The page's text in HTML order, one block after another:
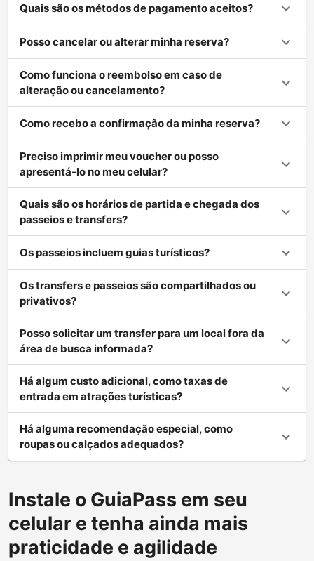
Quais são os métodos de pagamento aceitos?
Posso cancelar ou alterar minha reserva?
Como funciona o reembolso em caso de
alteração ou cancelamento?
Como recebo a confirmação da minha reserva?
Preciso imprimir meu voucher ou posso
apresentá-lo no meu celular?
Quais são os horários de partida e chegada dos
passeios e transfers?
Os passeios incluem guias turísticos?
Os transfers e passeios são compartilhados ou
privativos?
Posso solicitar um transfer para um local fora da
área de busca informada?
Há algum custo adicional, como taxas de
entrada em atrações turísticas?
Há alguma recomendação especial, como
roupas ou calçados adequados?
Instale o GuiaPass em seu
celular e tenha ainda mais
praticidade e agilidade